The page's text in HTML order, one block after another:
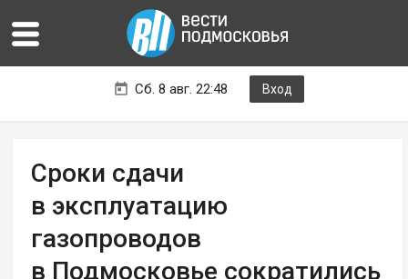
Сб. 8 авг. 22:48 Вход
Сроки сдачи
в эксплуатацию
газопроводов
в Подмосковье сократились